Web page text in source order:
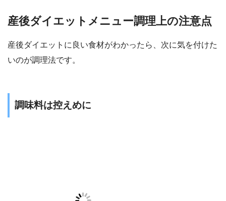
産後ダイエットメニュー調理上の注意点
産後ダイエットに良い食材がわかったら、次に気を付けた
いのが調理法です。
調味料は控えめに